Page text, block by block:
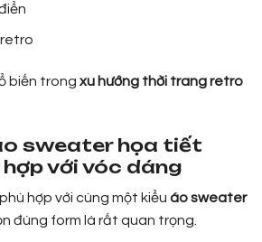
retro
biến trong xu hướng thời trang retro
sweater họa tiết
với vóc dáng
hợp với cùng một kiểu áo sweater
đúng form là rất quan trọng.